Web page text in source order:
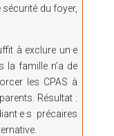
du foyer,
à exclure un·e
la famille n’a de
les CPAS à
Résultat :
précaires